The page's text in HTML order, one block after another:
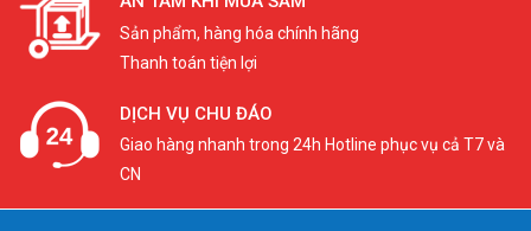
Sản phẩm, hàng hóa chính hãng
Thanh toán tiện lợi
DỊCH VỤ CHU ĐÁO
Giao hàng nhanh trong 24h Hotline phục vụ cả T7 và
CN